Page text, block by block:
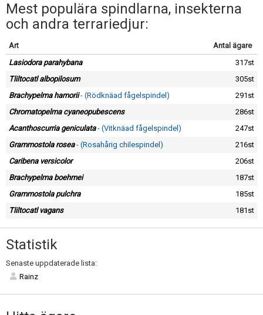
Mest populära spindlarna, insekterna
och andra terrariedjur:
Art
Antal ägare
Lasiodora parahybana
317st
Tliltocatl albopilosum
305st
Brachypelma hamorii- (Rödknäad fågelspindel)
291st
Chromatopelma cyaneopubescens
286st
Acanthoscurria geniculata- (Vitknäad fågelspindel)
247st
Grammostola rosea- (Rosahårig chilespindel)
216st
Caribena versicolor
206st
Brachypelma boehmei
187st
Grammostola pulchra
185st
Tliltocatl vagans
181st
Statistik
Senaste uppdaterade lista:
Rainz